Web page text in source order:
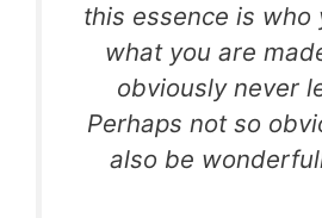
this essence is who
what you are
obviously never
Perhaps not so
also be